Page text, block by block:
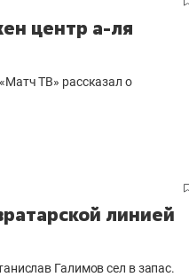
центр а-ля
ТВ» рассказал о
линией
Галимов сел в запас.